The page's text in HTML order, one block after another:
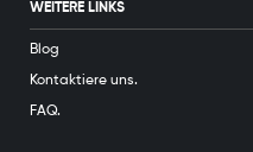
WEITERE LINKS
Blog
Kontaktiere uns.
FAQ.